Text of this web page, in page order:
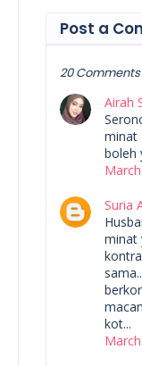
Post a
20 Comments
Airah
minat
boleh
Suria
minat
kot...